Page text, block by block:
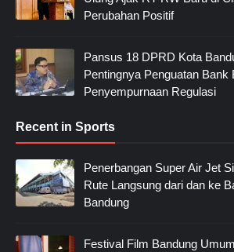
Perubahan Positif
Pansus 18 DPRD Kota
Pentingnya Penguatan Bank
Penyempurnaan Regulasi
Recent in Sports
Penerbangan Super Air Jet
Rute Langsung dari dan ke
Bandung
Festival Film Bandung